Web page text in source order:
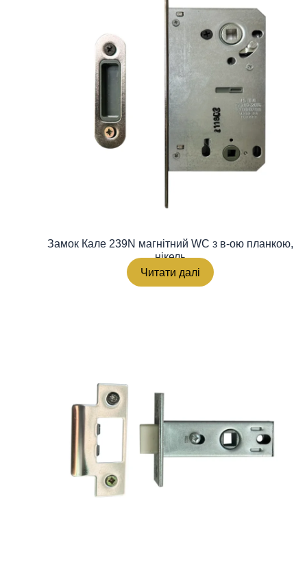
Замок Кале 239N магнітний WC з в-ою планкою,
нікель
Читати далі